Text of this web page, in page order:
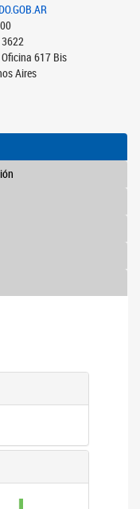
617 Bis
Aires